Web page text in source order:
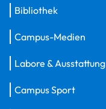
Bibliothek
Campus-Medien
Labore & Ausstattung
Campus Sport